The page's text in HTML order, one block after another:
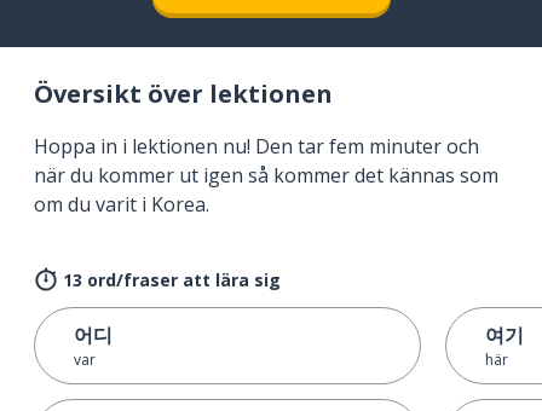
Översikt över lektionen
Hoppa in i lektionen nu! Den tar fem minuter och
när du kommer ut igen så kommer det kännas som
om du varit i Korea.
13 ord/fraser att lära sig
어디
var
여기
här